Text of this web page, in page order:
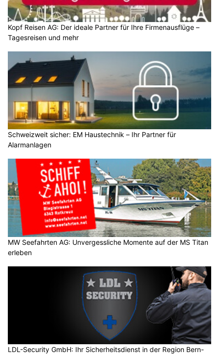
Kopf Reisen AG: Der ideale Partner für Ihre Firmenausflüge –
Tagesreisen und mehr
Schweizweit sicher: EM Haustechnik – Ihr Partner für
Alarmanlagen
MW Seefahrten AG: Unvergessliche Momente auf der MS Titan
erleben
LDL-Security GmbH: Ihr Sicherheitsdienst in der Region Bern-